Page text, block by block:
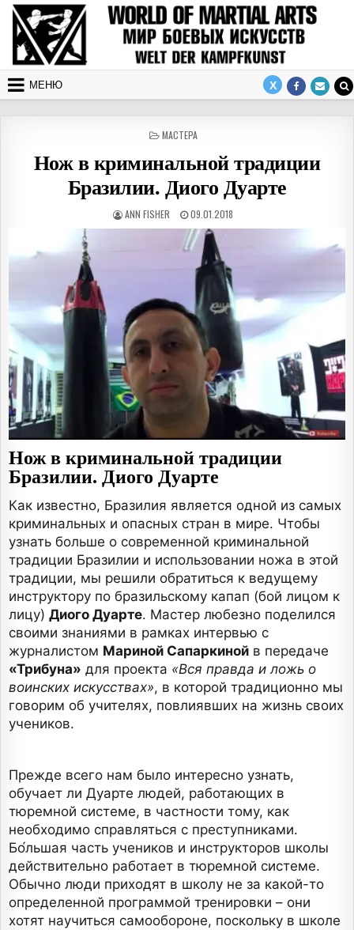
Перейти к содержимому
МЕНЮ
ОПУБЛИКОВАНО В
МАСТЕРА
Нож в криминальной традиции
Бразилии. Диого Дуарте
АВТОР:
ANN FISHER ДАТА ПУБЛИКАЦИИ:
09.01.2018
Нож в криминальной традиции
Бразилии. Диого Дуарте
Как известно, Бразилия является одной из самых
криминальных и опасных стран в мире. Чтобы
узнать больше о современной криминальной
традиции Бразилии и использовании ножа в этой
традиции, мы решили обратиться к ведущему
инструктору по бразильскому капап (бой лицом к
лицу) Диого Дуарте. Мастер любезно поделился
своими знаниями в рамках интервью с
журналистом Мариной Сапаркиной в передаче
«Трибуна» для проекта «Вся правда и ложь о
воинских искусствах», в которой традиционно мы
говорим об учителях, повлиявших на жизнь своих
учеников.
Прежде всего нам было интересно узнать,
обучает ли Дуарте людей, работающих в
тюремной системе, в частности тому, как
необходимо справляться с преступниками.
Бо́льшая часть учеников и инструкторов школы
действительно работает в тюремной системе.
Обычно люди приходят в школу не за какой-то
определенной программой тренировки – они
хотят научиться самообороне, поскольку в школе